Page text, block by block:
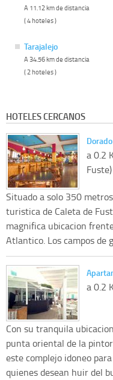
A 11.12 km de distancia
( 4 hoteles )
Tarajalejo
A 34.56 km de distancia
( 2 hoteles )
HOTELES CERCANOS
a 0.2
Fuste)
Situado a solo 350
turistica de Caleta de
magnifica ubicacion
Atlantico. Los campos de
a 0.2
Con su tranquila
punta oriental de la
este complejo idoneo
quienes desean huir del